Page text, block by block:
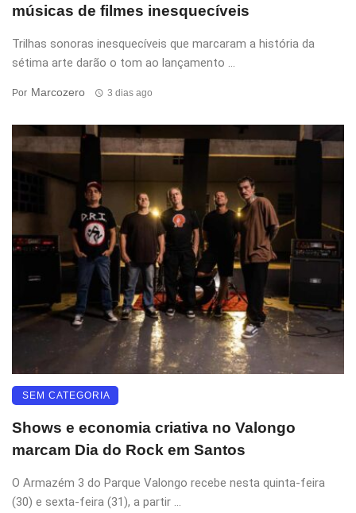
músicas de filmes inesquecíveis
Trilhas sonoras inesquecíveis que marcaram a história da
sétima arte darão o tom ao lançamento ...
Por Marcozero 3 dias ago
SEM CATEGORIA
Shows e economia criativa no Valongo
marcam Dia do Rock em Santos
O Armazém 3 do Parque Valongo recebe nesta quinta-feira
(30) e sexta-feira (31), a partir ...